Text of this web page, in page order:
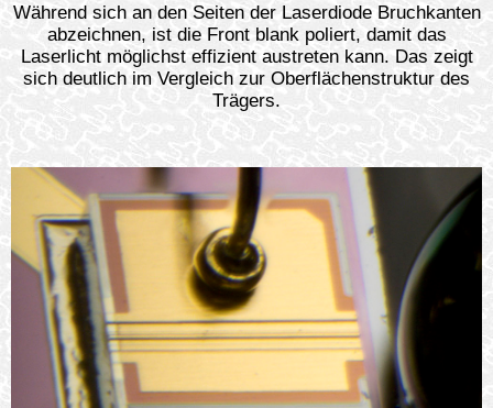
Während sich an den Seiten der Laserdiode Bruchkanten
abzeichnen, ist die Front blank poliert, damit das
Laserlicht möglichst effizient austreten kann. Das zeigt
sich deutlich im Vergleich zur Oberflächenstruktur des
Trägers.